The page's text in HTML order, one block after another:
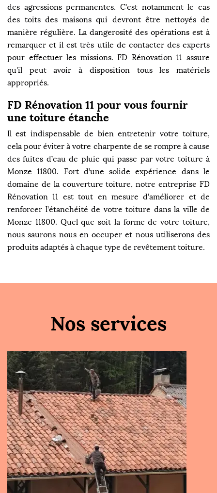
des agressions permanentes. C'est notamment le cas
des toits des maisons qui devront être nettoyés de
manière régulière. La dangerosité des opérations est à
remarquer et il est très utile de contacter des experts
pour effectuer les missions. FD Rénovation 11 assure
qu'il peut avoir à disposition tous les matériels
appropriés.
FD Rénovation 11 pour vous fournir
une toiture étanche
Il est indispensable de bien entretenir votre toiture,
cela pour éviter à votre charpente de se rompre à cause
des fuites d’eau de pluie qui passe par votre toiture à
Monze 11800. Fort d’une solide expérience dans le
domaine de la couverture toiture, notre entreprise FD
Rénovation 11 est tout en mesure d’améliorer et de
renforcer l’étanchéité de votre toiture dans la ville de
Monze 11800. Quel que soit la forme de votre toiture,
nous saurons nous en occuper et nous utiliserons des
produits adaptés à chaque type de revêtement toiture.
Nos services